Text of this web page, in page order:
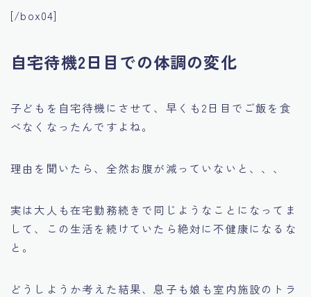
[/box04]
自宅待機2日目での体調の変化
子どもを自宅待機にさせて、早くも2日目でご飯を食
べなくなったんですよね。
理由を聞いたら、全然お腹が減っていないと、、、
実は大人も在宅勤務続きで同じようなことになってま
して、この生活を続けていたら絶対に不健康になるな
と。
どうしようか考えた結果、息子も娘も室内施設のトラ